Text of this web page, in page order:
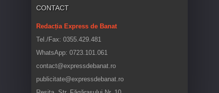
CONTACT
Redacția Express de Banat
Tel./Fax: 0355.429.481
WhatsApp: 0723.101.061
contact@expressdebanat.ro
publicitate@expressdebanat.ro